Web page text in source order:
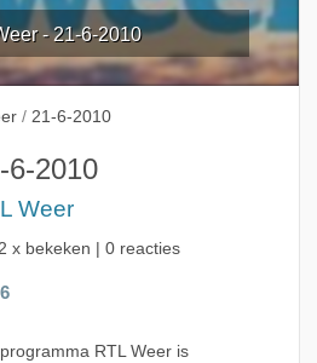
- 21-6-2010
/ 21-6-2010
6-2010
Weer
x bekeken | 0 reacties
RTL Weer is